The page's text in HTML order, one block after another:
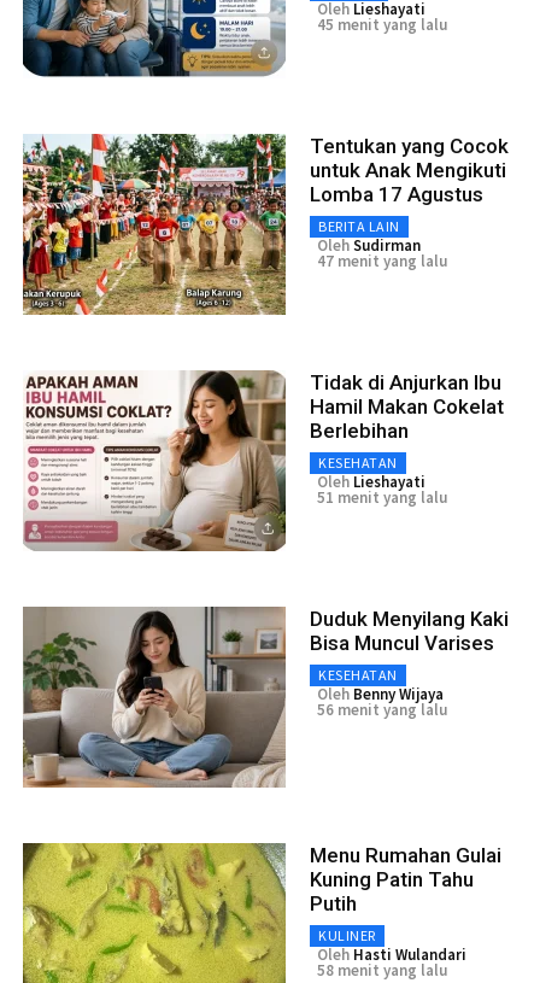
Oleh Lieshayati
45 menit yang lalu
Tentukan yang Cocok
untuk Anak Mengikuti
Lomba 17 Agustus
BERITA LAIN
OlehSudirman
47 menit yang lalu
Tidak di Anjurkan Ibu
Hamil Makan Cokelat
Berlebihan
KESEHATAN
Oleh Lieshayati
51 menit yang lalu
Duduk Menyilang Kaki
Bisa Muncul Varises
KESEHATAN
Oleh Benny Wijaya
56 menit yang lalu
Menu Rumahan Gulai
Kuning Patin Tahu
Putih
KULINER
Oleh Hasti Wulandari
58 menit yang lalu